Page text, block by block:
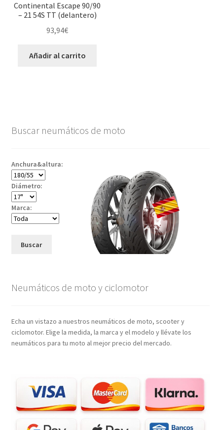
Continental Escape 90/90
– 21 54S TT (delantero)
93,94€
Añadir al carrito
Buscar neumáticos de moto
Anchura&altura:
Diámetro:
Marca:
Buscar
Neumáticos de moto y ciclomotor
Echa un vistazo a nuestros neumáticos de moto, scooter y
ciclomotor. Elige la medida, la marca y el modelo y llévate los
neumáticos para tu moto al mejor precio del mercado.